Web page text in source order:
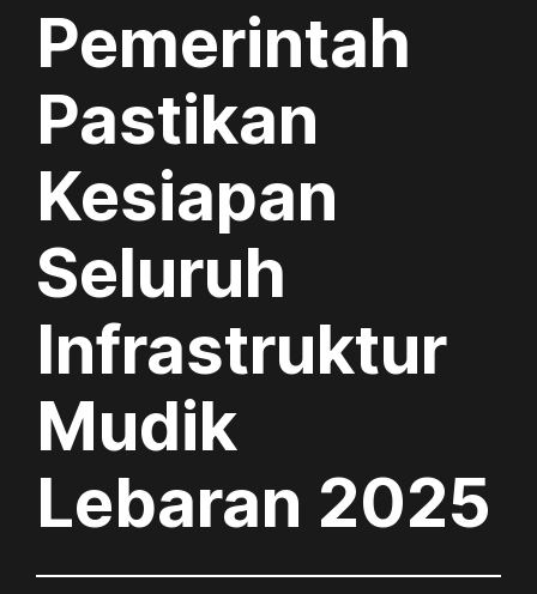
Pemerintah
Pastikan
Kesiapan
Seluruh
Infrastruktur
Mudik
Lebaran 2025